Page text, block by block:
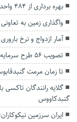
بهره برداری از ۴۸۴ واحد مسکونی روستایی در گنبدکاووس
واگذاری زمین به
آمار ازدواج و نرخ
تصویب ۵۶ طرح سرمایه‌گذاری گردشگری در استان گلستان
تا زمان مرمت
گنبدکاووس
ایران سرزمین نیکوکاران؛ معجزه ۶۱ درصدی خیرین